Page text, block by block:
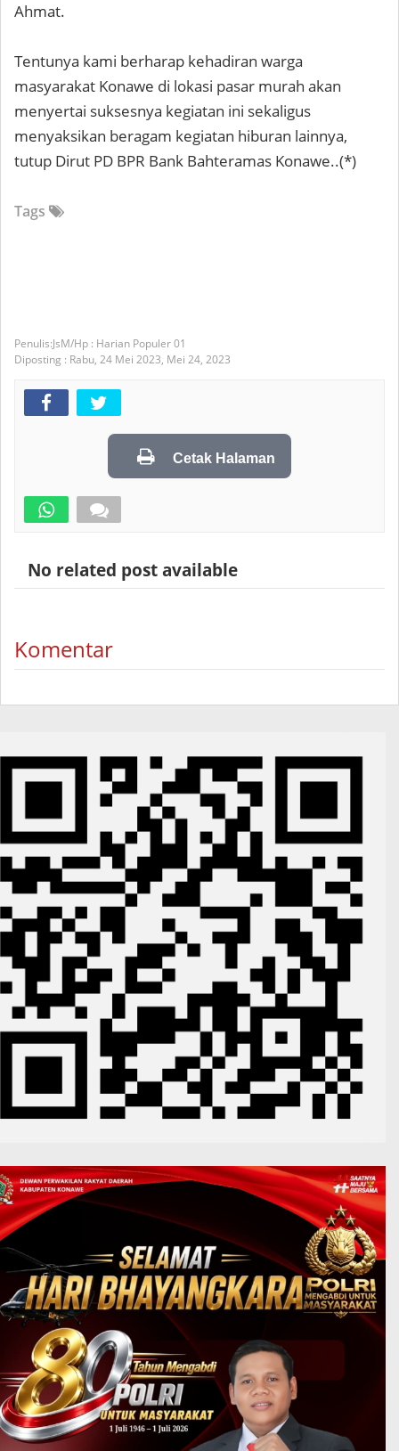
Ahmat.
Tentunya kami berharap kehadiran warga
masyarakat Konawe di lokasi pasar murah akan
menyertai suksesnya kegiatan ini sekaligus
menyaksikan beragam kegiatan hiburan lainnya,
tutup Dirut PD BPR Bank Bahteramas Konawe..(*)
Tags
JsM/Hp : Harian Populer 01
Diposting : Rabu, 24 Mei 2023, Mei 24, 2023
Cetak Halaman
No related post available
Komentar